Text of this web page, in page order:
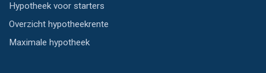
Hypotheek voor starters
Overzicht hypotheekrente
Maximale hypotheek